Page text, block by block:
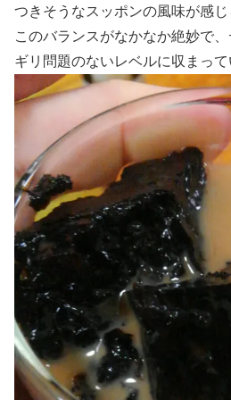
つきそうなスッポンの風味が感じ
このバランスがなかなか絶妙で
ギリ問題のないレベルに収まって